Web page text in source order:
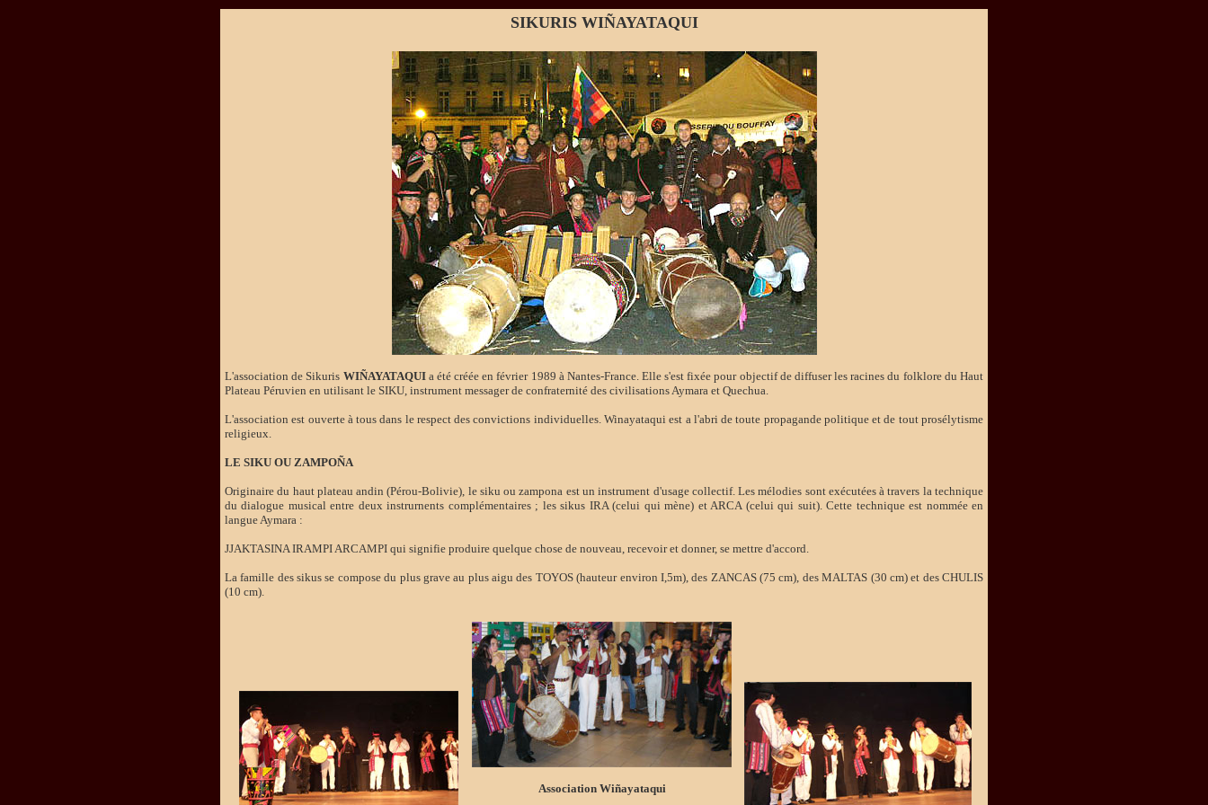
SIKURIS WIÑAYATAQUI
L'association de Sikuris WIÑAYATAQUIa été créée en février 1989 à Nantes-France. Elle s'est fixée pour objectif de diffuser les racines du folklore du Haut
Plateau Péruvien en utilisant le SIKU, instrument messager de confraternité des civilisations Aymara et Quechua.
L'association est ouverte à tous dans le respect des convictions individuelles. Winayataqui est a l'abri de toute propagande politique et de tout prosélytisme
religieux.
LE SIKU OU ZAMPOÑA
Originaire du haut plateau andin (Pérou-Bolivie), le siku ou zampona est un instrument d'usage collectif. Les mélodies sont exécutées à travers la technique
du dialogue musical entre deux instrurnents complémentaires ; les sikus IRA (celui qui mène) et ARCA (celui qui suit). Cette technique est nommée en
langue Aymara :
JJAKTASINA IRAMPI ARCAMPI qui signifie produire quelque chose de nouveau, recevoir et donner, se mettre d'accord.
La famille des sikus se compose du plus grave au plus aigu des TOYOS (hauteur environ I,5m), des ZANCAS (75 cm), des MALTAS (30 cm) et des CHULIS
(10 cm).
Association Wiñayataqui